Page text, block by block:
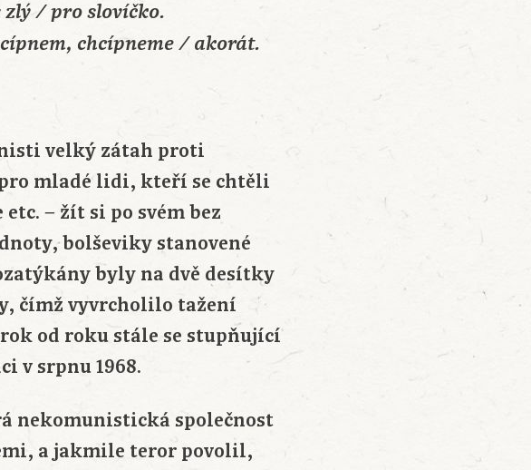
zlý / pro slovíčko.
chcípneme / akorát.
velký zátah proti
mladé lidi, kteří se chtěli
− žít si po svém bez
bolševiky stanovené
byly na dvě desítky
čímž vyvrcholilo tažení
od roku stále se stupňující
v srpnu 1968.
nekomunistická společnost
a jakmile teror povolil,